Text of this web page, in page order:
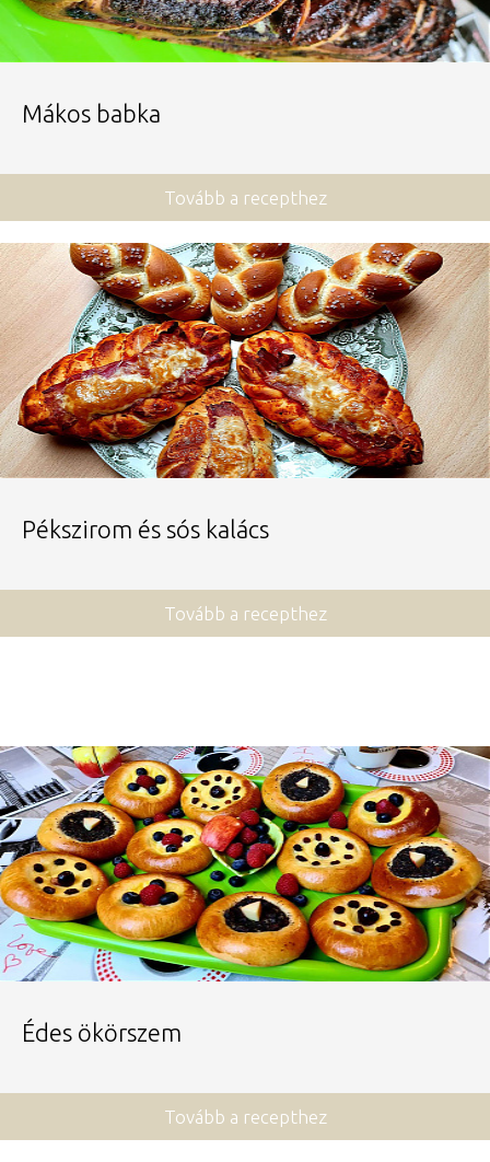
Mákos babka
Tovább a recepthez
Pékszirom és sós kalács
Tovább a recepthez
Édes ökörszem
Tovább a recepthez